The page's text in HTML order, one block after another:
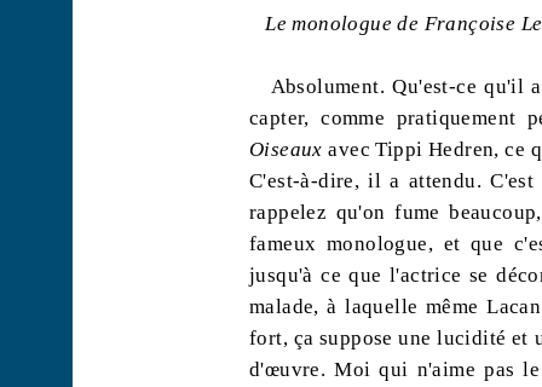
Le monologue de Françoise
Absolument. Qu'est-ce qu'il
capter, comme pratiquement
Oiseaux avecTippi Hedren, ce
C'est-à-dire, il a attendu.
rappelez qu'on fume
fameux monologue, et que
jusqu'à ce que l'actrice se
malade, à laquelle même
fort, ça suppose une lucidité et
d'œuvre. Moi qui n'aime pas